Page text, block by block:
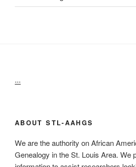
...
ABOUT STL-AAHGS
We are the authority on African
Genealogy in the St. Louis Area. We